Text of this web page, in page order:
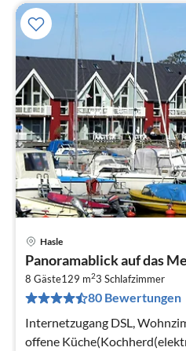
Hasle
Panoramablick auf das
8 Gäste129 m23 Schlafzimmer
80 Bewertungen
Internetzugang DSL,
offene